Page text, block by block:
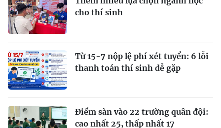
cho thí sinh
Từ 15-7 nộp lệ phí xét tuyển: 6 lỗi
thanh toán thí sinh dễ gặp
Điểm sàn vào 22 trường quân đội:
cao nhất 25, thấp nhất 17